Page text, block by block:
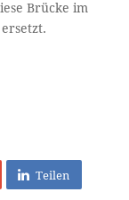
Brücke im
Teilen